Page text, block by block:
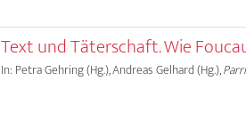
Text und Täterschaft. Wie
In: Petra Gehring (Hg.), Andreas Gelhard (Hg.),